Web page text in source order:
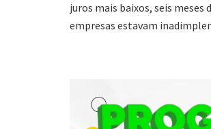
juros mais baixos, seis meses
empresas estavam